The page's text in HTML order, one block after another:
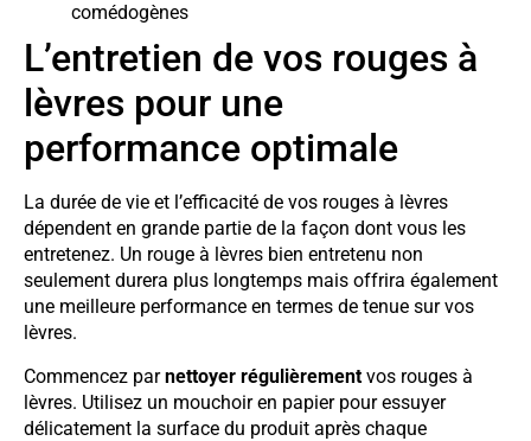
comédogènes
L’entretien de vos rouges à
lèvres pour une
performance optimale
La durée de vie et l’efficacité de vos rouges à lèvres
dépendent en grande partie de la façon dont vous les
entretenez. Un rouge à lèvres bien entretenu non
seulement durera plus longtemps mais offrira également
une meilleure performance en termes de tenue sur vos
lèvres.
Commencez parnettoyer régulièrement vos rouges à
lèvres. Utilisez un mouchoir en papier pour essuyer
délicatement la surface du produit après chaque